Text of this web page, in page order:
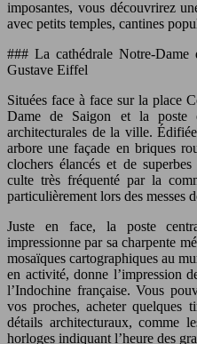
imposantes, vous découvrirez
avec petits temples, cantines
### La cathédrale Notre-
Gustave Eiffel
Situées face à face sur la place
Dame de Saigon et la poste
architecturales de la ville.
arbore une façade en briques
clochers élancés et de
culte très fréquenté par la
particulièrement lors des messes
Juste en face, la poste
impressionne par sa charpente
mosaïques cartographiques au
en activité, donne l’impression
l’Indochine française. Vous
vos proches, acheter quelques
détails architecturaux, comme
horloges indiquant l’heure des